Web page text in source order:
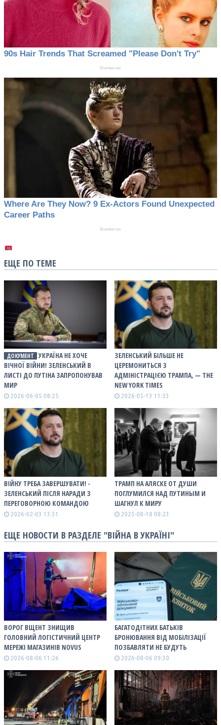
ЕЩЕ ПО ТЕМЕ
ДОКУМЕНТ
УКРАЇНА НЕ ХОЧЕ
ВІЧНОЇ ВІЙНИ! ЗЕЛЕНСЬКИЙ В
ЛИСТІ ДО ПУТІНА ЗАПРОПОНУВАВ
МИР
2026-06-05 08:25
ЗЕЛЕНСЬКИЙ БІЛЬШЕ НЕ
ЦЕРЕМОНИТЬСЯ З
АДМІНІСТРАЦІЄЮ ТРАМПА, — THE
NEW YORK TIMES
2026-05-13 11:33
ВІЙНУ ТРЕБА ЗАВЕРШУВАТИ! -
ЗЕЛЕНСЬКИЙ ПІСЛЯ НАРАДИ З
ПЕРЕГОВОРНОЮ КОМАНДОЮ
2026-02-03 13:31
ТРАМП НА АЛЯСКЕ ОТ ДУШИ
ПОГЛУМИЛСЯ НАД ПУТИНЫМ И
ШАГНУЛ К МИРУ
2025-08-18 08:23
ЕЩЕ НОВОСТИ В РАЗДЕЛЕ "ВІЙНА В УКРАЇНІ"
ВОРОГ ВЩЕНТ ЗНИЩИВ
ГОЛОВНИЙ ЛОГІСТИЧНИЙ ЦЕНТР
МЕРЕЖІ МАГАЗИНІВ NOVUS
2026-08-06 11:26
БАГАТОДІТНИХ БАТЬКІВ
БРОНЮВАННЯ ВІД МОБІЛІЗАЦІЇ
ПОЗБАВЛЯТИ НЕ БУДУТЬ
2026-08-06 09:30